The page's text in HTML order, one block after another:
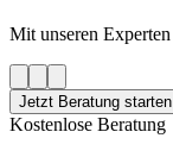
Mit unseren Experten
Jetzt Beratung starten
Kostenlose Beratung